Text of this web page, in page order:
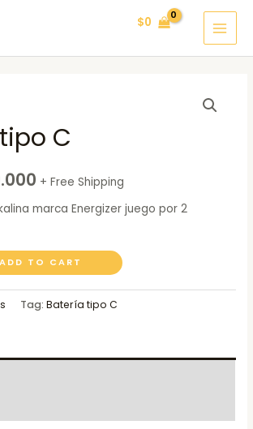
$0
C
+ Free Shipping
marca Energizer juego por 2
ADD TO CART
Tag:Batería tipo C